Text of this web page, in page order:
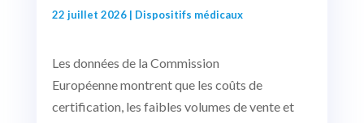
22 juillet 2026| Dispositifs médicaux
Les données de la Commission
Européenne montrent que les coûts de
certification, les faibles volumes de vente et